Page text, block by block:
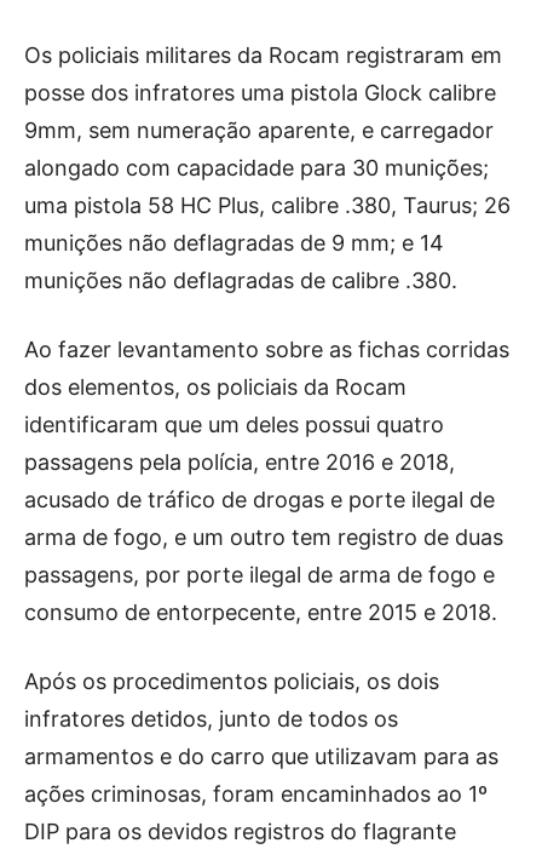
Os policiais militares da Rocam registraram em
posse dos infratores uma pistola Glock calibre
9mm, sem numeração aparente, e carregador
alongado com capacidade para 30 munições;
uma pistola 58 HC Plus, calibre .380, Taurus; 26
munições não deflagradas de 9 mm; e 14
munições não deflagradas de calibre .380.
Ao fazer levantamento sobre as fichas corridas
dos elementos, os policiais da Rocam
identificaram que um deles possui quatro
passagens pela polícia, entre 2016 e 2018,
acusado de tráfico de drogas e porte ilegal de
arma de fogo, e um outro tem registro de duas
passagens, por porte ilegal de arma de fogo e
consumo de entorpecente, entre 2015 e 2018.
Após os procedimentos policiais, os dois
infratores detidos, junto de todos os
armamentos e do carro que utilizavam para as
ações criminosas, foram encaminhados ao 1º
DIP para os devidos registros do flagrante